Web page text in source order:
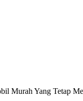
Murah Yang Tetap